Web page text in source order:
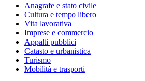
Anagrafe e stato civile
Cultura e tempo libero
Vita lavorativa
Imprese e commercio
Appalti pubblici
Catasto e urbanistica
Turismo
Mobilità e trasporti